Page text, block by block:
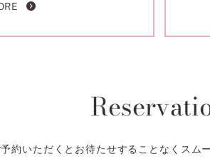
約いただくとお待たせすることなくスム